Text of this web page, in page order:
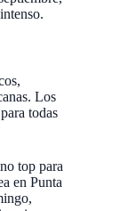
Los
todas
top para
en Punta